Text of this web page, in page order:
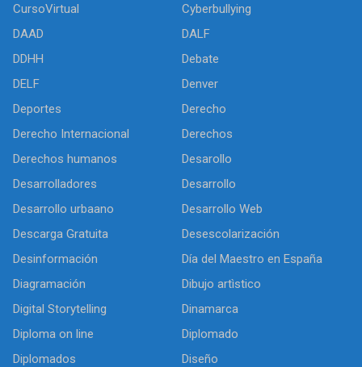
CursoVirtual
Cyberbullying
DAAD
DALF
DDHH
Debate
DELF
Denver
Deportes
Derecho
Derecho Internacional
Derechos
Derechos humanos
Desarollo
Desarrolladores
Desarrollo
Desarrollo urbaano
Desarrollo Web
Descarga Gratuita
Desescolarización
Desinformación
Día del Maestro en España
Diagramación
Dibujo artìstico
Digital Storytelling
Dinamarca
Diploma on line
Diplomado
Diplomados
Diseño